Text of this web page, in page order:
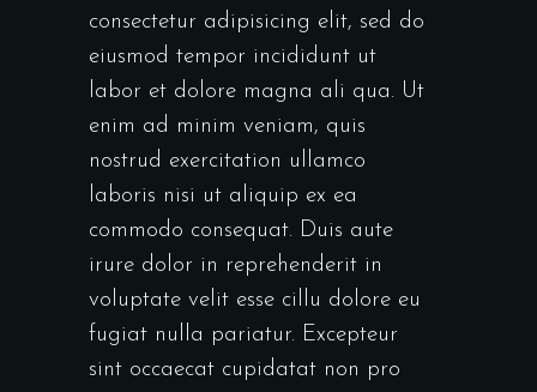
consectetur adipisicing elit, sed do
eiusmod tempor incididunt ut
labor et dolore magna ali qua. Ut
enim ad minim veniam, quis
nostrud exercitation ullamco
laboris nisi ut aliquip ex ea
commodo consequat. Duis aute
irure dolor in reprehenderit in
voluptate velit esse cillu dolore eu
fugiat nulla pariatur. Excepteur
sint occaecat cupidatat non pro